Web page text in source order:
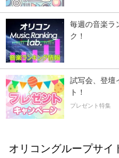
毎週の音楽ラ
ク！
試写会、登壇
ト！
プレゼント特集
オリコングループサイ